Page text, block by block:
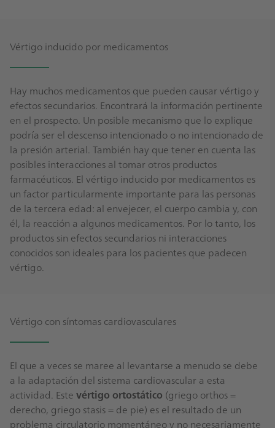
Vértigo inducido por medicamentos
Hay muchos medicamentos que pueden causar vértigo y
efectos secundarios. Encontrará la información pertinente
en el prospecto. Un posible mecanismo que lo explique
podría ser el descenso intencionado o no intencionado de
la presión arterial. También hay que tener en cuenta las
posibles interacciones al tomar otros productos
farmacéuticos. El vértigo inducido por medicamentos es
un factor particularmente importante para las personas
de la tercera edad: al envejecer, el cuerpo cambia y, con
él, la reacción a algunos medicamentos. Por lo tanto, los
productos sin efectos secundarios ni interacciones
conocidos son ideales para los pacientes que padecen
vértigo.
Vértigo con síntomas cardiovasculares
El que a veces se maree al levantarse a menudo se debe
a la adaptación del sistema cardiovascular a esta
actividad. Este vértigo ortostático (griego orthos =
derecho, griego stasis = de pie) es el resultado de un
problema circulatorio momentáneo y no necesariamente